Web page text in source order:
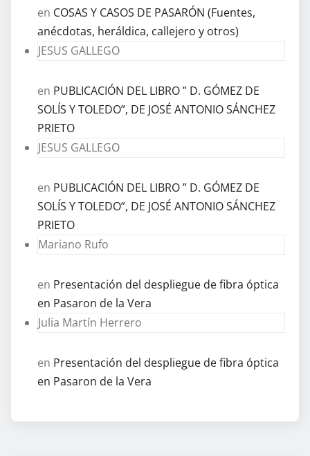
en COSAS Y CASOS DE PASARÓN (Fuentes,
anécdotas, heráldica, callejero y otros)
JESUS GALLEGO
en PUBLICACIÓN DEL LIBRO ” D. GÓMEZ DE
SOLÍS Y TOLEDO”, DE JOSÉ ANTONIO SÁNCHEZ
PRIETO
JESUS GALLEGO
en PUBLICACIÓN DEL LIBRO ” D. GÓMEZ DE
SOLÍS Y TOLEDO”, DE JOSÉ ANTONIO SÁNCHEZ
PRIETO
Mariano Rufo
en Presentación del despliegue de fibra óptica
en Pasaron de la Vera
Julia Martín Herrero
en Presentación del despliegue de fibra óptica
en Pasaron de la Vera